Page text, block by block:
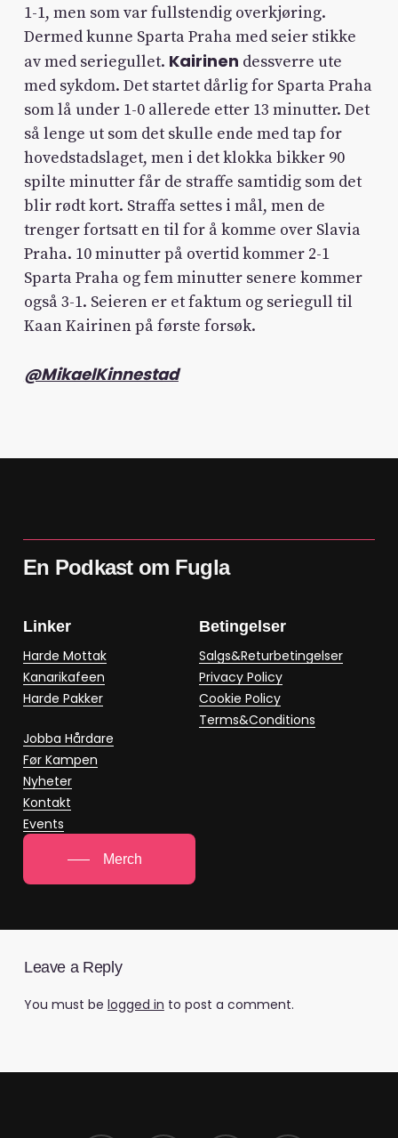
1-1, men som var fullstendig overkjøring.
Dermed kunne Sparta Praha med seier stikke
av med seriegullet. Kairinen dessverre ute
med sykdom. Det startet dårlig for Sparta Praha
som lå under 1-0 allerede etter 13 minutter. Det
så lenge ut som det skulle ende med tap for
hovedstadslaget, men i det klokka bikker 90
spilte minutter får de straffe samtidig som det
blir rødt kort. Straffa settes i mål, men de
trenger fortsatt en til for å komme over Slavia
Praha. 10 minutter på overtid kommer 2-1
Sparta Praha og fem minutter senere kommer
også 3-1. Seieren er et faktum og seriegull til
Kaan Kairinen på første forsøk.
@MikaelKinnestad
En Podkast om Fugla
Linker
Harde Mottak
Kanarikafeen
Harde Pakker
Jobba Hårdare
Før Kampen
Nyheter
Kontakt
Events
Betingelser
Salgs&Returbetingelser
Privacy Policy
Cookie Policy
Terms&Conditions
Merch
Leave a Reply
You must be logged in to post a comment.